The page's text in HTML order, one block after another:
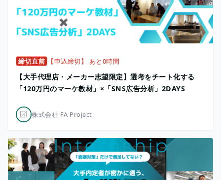
締切直前 【申込締切】 あと0時間
【大手代理店・メーカー志望限定】選考をチート化する
「120万円のマーケ教材」×「SNS広告分析」2DAYS
株式会社 FA Project